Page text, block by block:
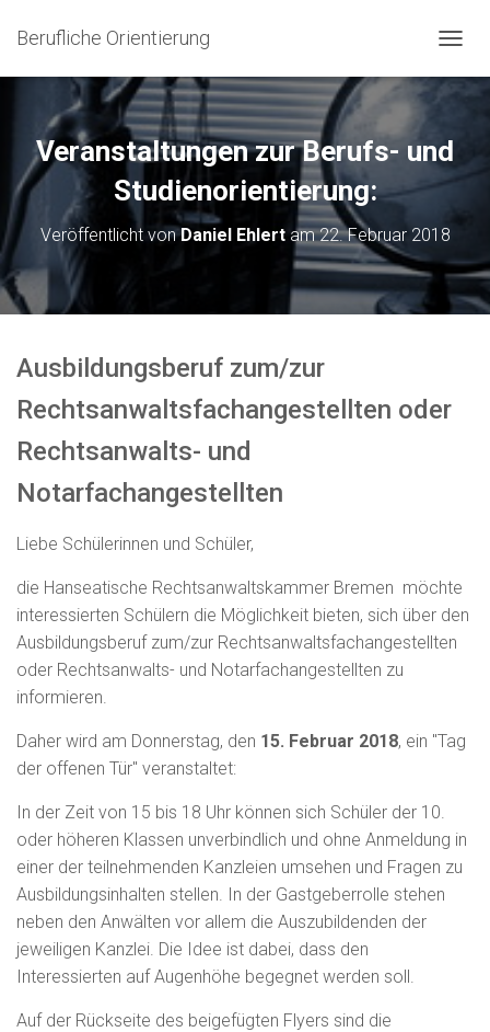
Berufliche Orientierung
A
G
A
T
U
S
T
Veranstaltungen zur Berufs- und
Studienorientierung:
Veröffentlicht vonDaniel Ehlertam22. Februar 2018
Ausbildungsberuf zum/zur
Rechtsanwaltsfachangestellten oder
Rechtsanwalts- und
Notarfachangestellten
Liebe Schülerinnen und Schüler,
die Hanseatische Rechtsanwaltskammer Bremen möchte
interessierten Schülern die Möglichkeit bieten, sich über den
Ausbildungsberuf zum/zur Rechtsanwaltsfachangestellten
oder Rechtsanwalts- und Notarfachangestellten zu
informieren.
Daher wird am Donnerstag, den 15. Februar 2018, ein "Tag
der offenen Tür" veranstaltet:
In der Zeit von 15 bis 18 Uhr können sich Schüler der 10.
oder höheren Klassen unverbindlich und ohne Anmeldung in
einer der teilnehmenden Kanzleien umsehen und Fragen zu
Ausbildungsinhalten stellen. In der Gastgeberrolle stehen
neben den Anwälten vor allem die Auszubildenden der
jeweiligen Kanzlei. Die Idee ist dabei, dass den
Interessierten auf Augenhöhe begegnet werden soll.
Auf der Rückseite des beigefügten Flyers sind die